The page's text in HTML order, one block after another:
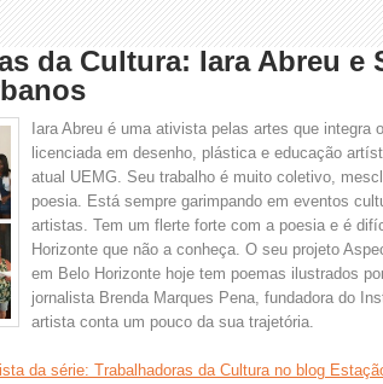
da Cultura: Iara Abreu e
Iara Abreu é uma ativista pelas artes que integra
licenciada em desenho, plástica e educação
atual UEMG. Seu trabalho é muito coletivo,
poesia. Está sempre garimpando em eventos
artistas. Tem um flerte forte com a poesia e é
Horizonte que não a conheça. O seu projeto
em Belo Horizonte hoje tem poemas ilustrados
jornalista Brenda Marques Pena, fundadora do
artista conta um pouco da sua trajetória.
da série: Trabalhadoras da Cultura no blog